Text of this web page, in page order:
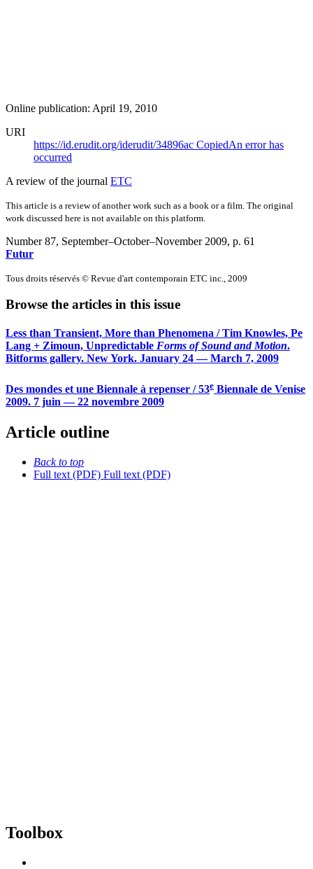
Online publication: April 19, 2010
URI
https://id.erudit.org/iderudit/34896ac CopiedAn error has
occurred
A review of the journal ETC
This article is a review of another work such as a book or a film. The original
work discussed here is not available on this platform.
Number 87, September–October–November 2009, p. 61
Futur
Tous droits réservés © Revue d'art contemporain ETC inc., 2009
Browse the articles in this issue
Less than Transient, More than Phenomena / Tim Knowles, Pe
Lang + Zimoun, Unpredictable Forms of Sound and Motion.
Bitforms gallery. New York. January 24 — March 7, 2009
Des mondes et une Biennale à repenser / 53e Biennale de Venise
2009. 7 juin — 22 novembre 2009
Article outline
Back to top
Full text (PDF) Full text (PDF)
Toolbox